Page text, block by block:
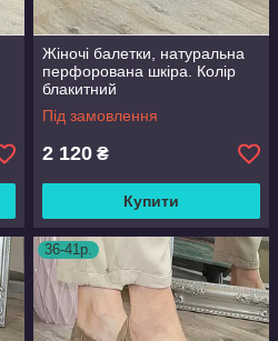
Жіночі балетки, натуральна
перфорована шкіра. Колір
блакитний
Під замовлення
2 120 ₴
Купити
36-41р.